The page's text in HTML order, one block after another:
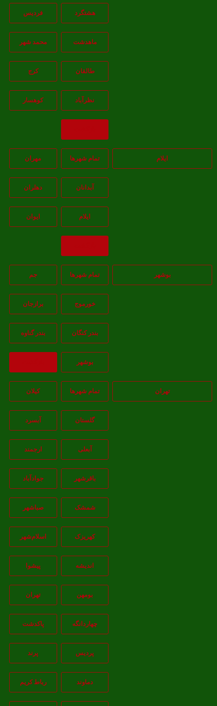
هشتگرد فردیس
ماهدشت محمد شهر
طالقان
نظرآباد کوهسار
تمام شهر‌ها مهران
آبدانان دهلران
بوشهر تمام شهر‌ها
خورموج برازجان
بندر کنگان بندر گناوه
بوشهر
تهران تمام شهر‌ها کیلان
گلستان آبسرد
ارجمند
باقرشهر جوادآباد
شمشک صباشهر
کهریزک اسلام‌شهر
اندیشه پيشوا
بومهن تهران
چهاردانگه پاکدشت
پردیس
دماوند رباط کریم